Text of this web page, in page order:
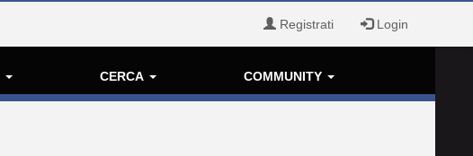
Registrati Login
CERCA COMMUNITY